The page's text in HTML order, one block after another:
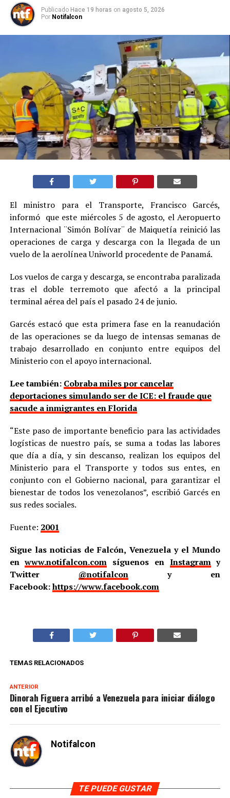
Publicado Hace 19 horas on agosto 5, 2026
Por Notifalcon
El ministro para el Transporte, Francisco Garcés,
informó que este miércoles 5 de agosto, el Aeropuerto
Internacional ¨Simón Bolívar¨ de Maiquetía reinició las
operaciones de carga y descarga con la llegada de un
vuelo de la aerolínea Uniworld procedente de Panamá.
Los vuelos de carga y descarga, se encontraba paralizada
tras el doble terremoto que afectó a la principal
terminal aérea del país el pasado 24 de junio.
Garcés estacó que esta primera fase en la reanudación
de las operaciones se da luego de intensas semanas de
trabajo desarrollado en conjunto entre equipos del
Ministerio con el apoyo internacional.
Lee también: Cobraba miles por cancelar
deportaciones simulando ser de ICE: el fraude que
sacude a inmigrantes en Florida
“Este paso de importante beneficio para las actividades
logísticas de nuestro país, se suma a todas las labores
que día a día, y sin descanso, realizan los equipos del
Ministerio para el Transporte y todos sus entes, en
conjunto con el Gobierno nacional, para garantizar el
bienestar de todos los venezolanos”, escribió Garcés en
sus redes sociales.
Fuente: 2001
Sigue las noticias de Falcón, Venezuela y el Mundo
enwww.notifalcon.com síguenos en Instagramy
Twitter @notifalcony en
Facebook:https://www.facebook.com
TEMAS RELACIONADOS
ANTERIOR
Dinorah Figuera arribó a Venezuela para iniciar diálogo
con el Ejecutivo
Notifalcon
TE PUEDE GUSTAR